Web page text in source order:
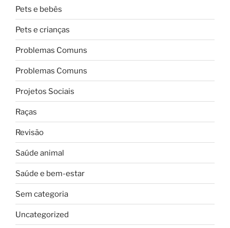
Pets e bebês
Pets e crianças
Problemas Comuns
Problemas Comuns
Projetos Sociais
Raças
Revisão
Saúde animal
Saúde e bem-estar
Sem categoria
Uncategorized